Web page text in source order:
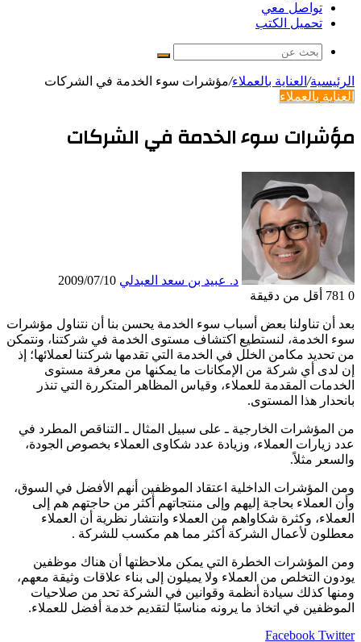
تواصل معي
تحميل الكتب
بحث
عن
الرئيسية/ العناية بالعملاء/مؤشرات سوء الخدمة في الشركات
العناية بالعملاء
مؤشرات سوء الخدمة في الشركات
د. عبيد بن سعد العبدلي 2009/07/10
0
أقل من دقيقة
بعد أن تناولنا بعض أسباب سوء الخدمة يحسن بنا أن نتناول مؤشرات
سوء الخدمة، لنستطيع اكتشاف مستوى الخدمة في شركتنا، ونتمكن
من تحديد مكامن الخلل في الخدمة التي تقدمها شركتنا لعملائها؛ إذ
إن لدى أي شركة من الإمكانات ما يمكنها من معرفة مستوى
الخدمات المقدمة للعملاء، وقياس المظاهر المتكررة التي تنذر
بانحدار هذا المستوى.
من المؤشرات الخارجية ـ على سبيل المثال ـ التناقص المطرد في
عدد زيارات العملاء، وزيادة عدد شكاوى العملاء بخصوص الجودة،
والسعر مثلاً.
ومن المؤشرات الداخلية اعتقاد الموظفين أنهم الأفضل في السوق،
وأن العملاء بحاجة إليهم وإلى منتجاتهم أكثر من حاجتهم هم إلى
العملاء، وكثرة شكاواهم من العملاء وانتشار نظرية أن العملاء
معطلون لأعمال الشركة أكثر مما هم مكسب للشركة .
ومن المؤشرات الخطرة التي يمكن ملاحظتها أن هناك موظفين
يودون التخلص من العملاء ولا يميلون إلى بناء علاقات وثيقة معهم،
ومنها كذلك سيادة أنظمة وقوانين في الشركة تحد من صلاحيات
الموظفين في اتخاذ ما يرونه مناسبًا لتقديم خدمة أفضل للعملاء.
Facebook Twitter
LinkedIn
Pinterest
مشاركة
طباعة